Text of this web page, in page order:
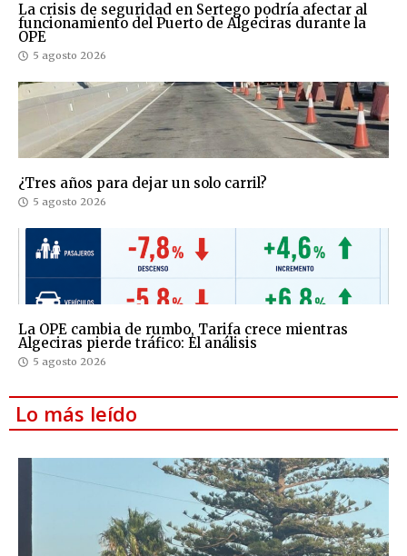
La crisis de seguridad en Sertego podría afectar al
funcionamiento del Puerto de Algeciras durante la
OPE
5 agosto 2026
¿Tres años para dejar un solo carril?
5 agosto 2026
La OPE cambia de rumbo, Tarifa crece mientras
Algeciras pierde tráfico: El análisis
5 agosto 2026
Lo más leído